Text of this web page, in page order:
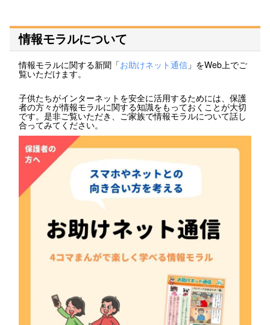
情報モラルについて
情報モラルに関する新聞「お助けネット通信 」をWeb上でご
覧いただけます。
子供たちがインターネットを安全に活用するためには、保護
者の方々が情報モラルに関する知識をもっておくことが大切
です。是非ご覧いただき、ご家族で情報モラルについて話し
合ってみてください。